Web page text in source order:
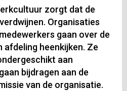
zorgt dat de
Organisaties
gaan over de
afdeling heenkijken. Ze
aan
bijdragen aan de
van de organisatie.